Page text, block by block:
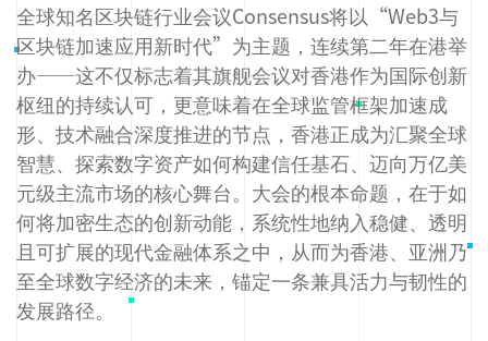
全球知名区块链行业会议Consensus将以“Web3与
区块链加速应用新时代”为主题，连续第二年在港举
办——这不仅标志着其旗舰会议对香港作为国际创新
枢纽的持续认可，更意味着在全球监管框架加速成
形、技术融合深度推进的节点，香港正成为汇聚全球
智慧、探索数字资产如何构建信任基石、迈向万亿美
元级主流市场的核心舞台。大会的根本命题，在于如
何将加密生态的创新动能，系统性地纳入稳健、透明
且可扩展的现代金融体系之中，从而为香港、亚洲乃
至全球数字经济的未来，锚定一条兼具活力与韧性的
发展路径。